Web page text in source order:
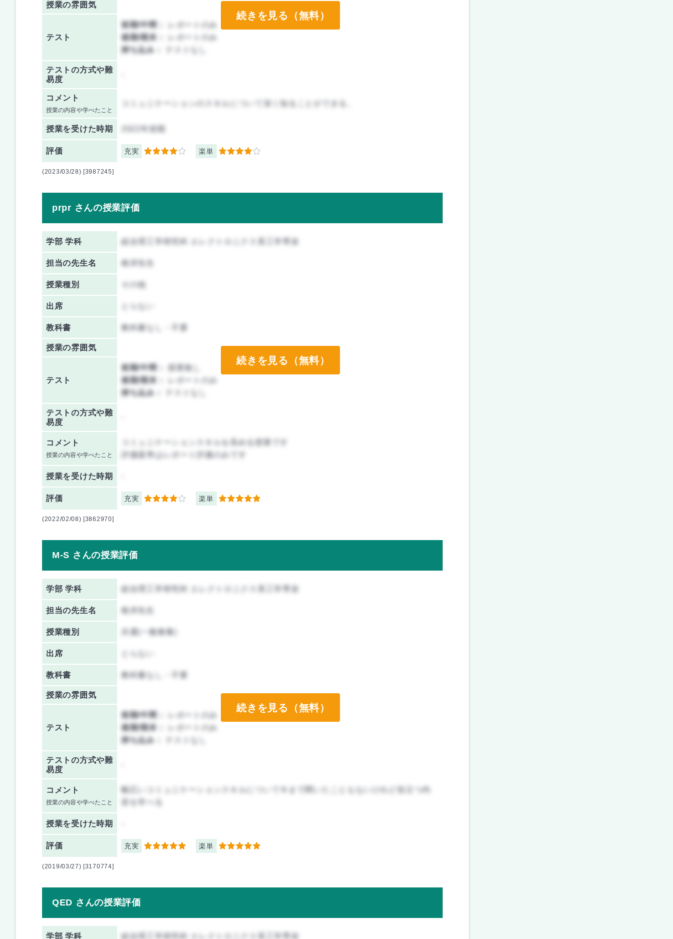
授業の雰囲気
テスト
前期/中間：
レポートのみ
後期/期末：
レポートのみ
持ち込み：
テストの方式や難
易度
コメント
授業の内容や学べたこと
コミュニケーションのスキルについて深く知ることができる。
授業を受けた時期
評価 充実 4 楽単 4
続きを見る（無料）
(2023/03/28) [3987245]
prpr さんの授業評価
学部 学科 総合理工学研究科 エレクトロニクス系工学専攻
担当の先生名 根岸先生
授業種別 その他
出席
教科書 教科書なし・不要
授業の雰囲気
テスト
前期/中間：
授業無し
後期/期末：
レポートのみ
持ち込み：
テストの方式や難
易度
コメント
授業の内容や学べたこと
コミュニケーションスキルを高める授業です
評価基準はレポート評価のみです
授業を受けた時期
評価 充実 4 楽単 5
続きを見る（無料）
(2022/02/08) [3862970]
M-S さんの授業評価
学部 学科 総合理工学研究科 エレクトロニクス系工学専攻
担当の先生名 根岸先生
授業種別 共通(一般教養)
出席
教科書 教科書なし・不要
授業の雰囲気
テスト
前期/中間：
レポートのみ
後期/期末：
レポートのみ
持ち込み：
テストの方式や難
易度
コメント
授業の内容や学べたこと
幅広いコミュニケーションスキルについて今まで聞いたこともないけれど役立つ内
授業を受けた時期
評価 充実 5 楽単 5
続きを見る（無料）
(2019/03/27) [3170774]
QED さんの授業評価
学部 学科 総合理工学研究科 エレクトロニクス系工学専攻